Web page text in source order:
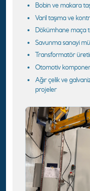
Bobin ve makara
Varil taşıma ve
Dökümhane maça
Savunma sanayi
Transformatör
Otomotiv
Ağır çelik ve
projeler